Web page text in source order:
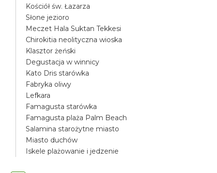
Kościół św. Łazarza
Słone jezioro
Meczet Hala Suktan Tekkesi
Chirokitia neolityczna wioska
Klasztor żeński
Degustacja w winnicy
Kato Dris starówka
Fabryka oliwy
Lefkara
Famagusta starówka
Famagusta plaża Palm Beach
Salamina starożytne miasto
Miasto duchów
Iskele plażowanie i jedzenie